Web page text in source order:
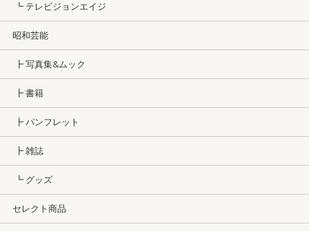
┗ テレビジョンエイジ
昭和芸能
┣ 写真集&ムック
┣ 書籍
┣ パンフレット
┣ 雑誌
┗ グッズ
セレクト商品